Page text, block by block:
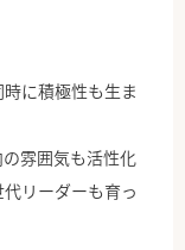
に積極性も生ま
雰囲気も活性化
リーダーも育っ